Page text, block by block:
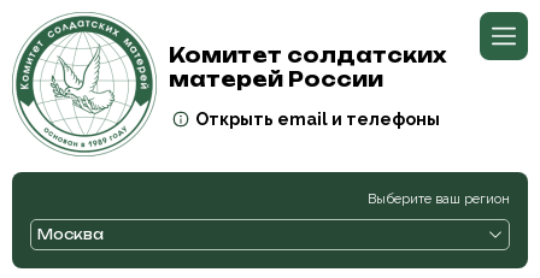
Комитет солдатских
матерей России
Открыть email и телефоны
Выберите ваш регион
Москва